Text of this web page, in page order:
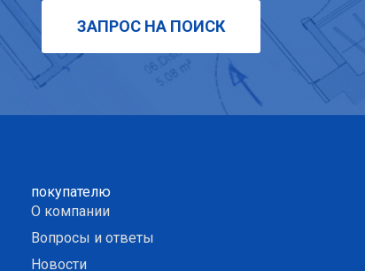
ЗАПРОС НА ПОИСК
покупателю
О компании
Вопросы и ответы
Новости